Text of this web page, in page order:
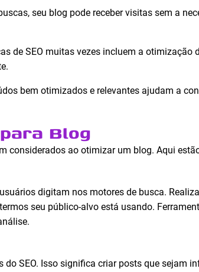
seu blog pode receber visitas sem a
de SEO muitas vezes incluem a otimização
bem otimizados e relevantes ajudam a
Blog
considerados ao otimizar um blog. Aqui
digitam nos motores de busca.
seu público-alvo está usando.
SEO. Isso significa criar posts que sejam